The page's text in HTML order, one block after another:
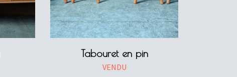
Tabouret en pin
VENDU